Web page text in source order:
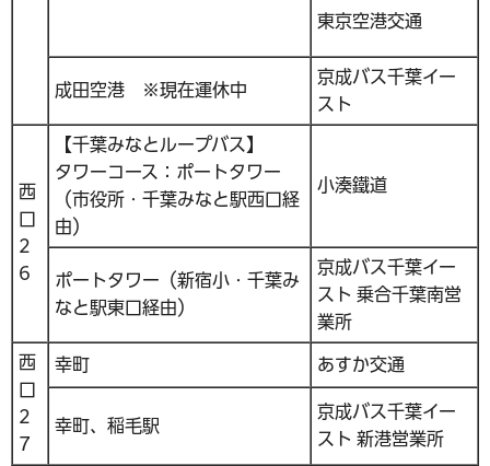
東京空港交通
成田空港 ※現在運休中
京成バス千葉イー
スト
西
口
2
6
【千葉みなとループバス】
タワーコース：ポートタワー
（市役所・千葉みなと駅西口経
由）
小湊鐵道
ポートタワー（新宿小・千葉み
なと駅東口経由）
京成バス千葉イー
スト 乗合千葉南営
業所
西
口
2
7
幸町 あすか交通
幸町、稲毛駅
京成バス千葉イー
スト 新港営業所